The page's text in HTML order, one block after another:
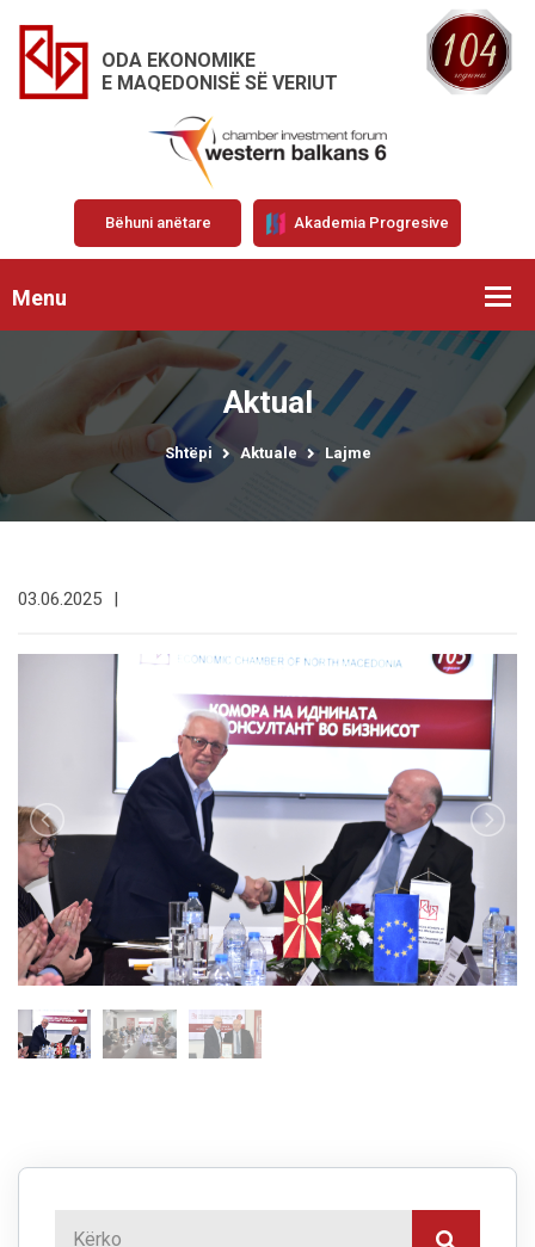
ODA EKONOMIKE
E MAQEDONISË SË VERIUT
Bëhuni anëtare Akademia Progresive
Menu
Aktual
Shtëpi Aktuale Lajme
03.06.2025 |